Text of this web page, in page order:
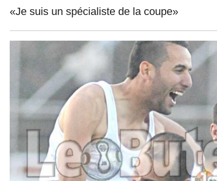
«Je suis un spécialiste de la coupe»